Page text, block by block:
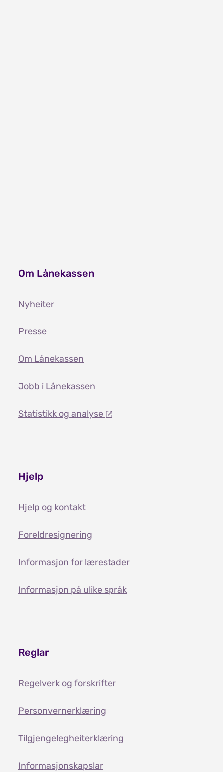
Om Lånekassen
Nyheiter
Presse
Om Lånekassen
Jobb i Lånekassen
Statistikk og analyse
Hjelp
Hjelp og kontakt
Foreldresignering
Informasjon for lærestader
Informasjon på ulike språk
Reglar
Regelverk og forskrifter
Personvernerklæring
Tilgjengelegheiterklæring
Informasjonskapslar